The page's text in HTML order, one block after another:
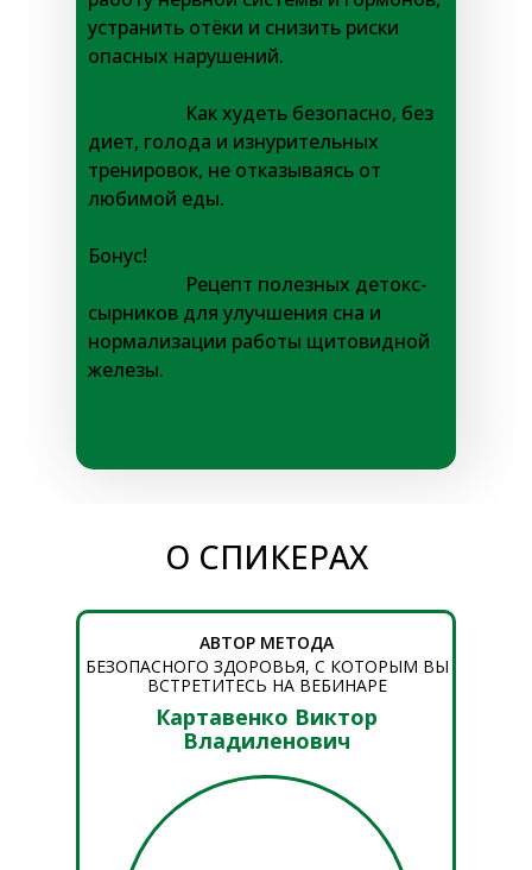
устранить отёки и снизить риски
опасных нарушений.
Как худеть безопасно, без
диет, голода и изнурительных
тренировок, не отказываясь от
любимой еды.
Бонус!
Рецепт полезных детокс-
сырников для улучшения сна и
нормализации работы щитовидной
железы.
Картавенко Виктор
Владиленович
АВТОР МЕТОДА
БЕЗОПАСНОГО ЗДОРОВЬЯ, С КОТОРЫМ ВЫ
ВСТРЕТИТЕСЬ НА ВЕБИНАРЕ
О СПИКЕРАХ